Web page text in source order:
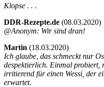
Klopse . . .
DDR-Rezepte.de (08.03.2020)
@Anonym: Wir sind dran!
Martin (18.03.2020)
Ich glaube, das schmeckt nur
despektierlich. Einmal probiert,
irritierend für einen Wessi, der
erwartet.